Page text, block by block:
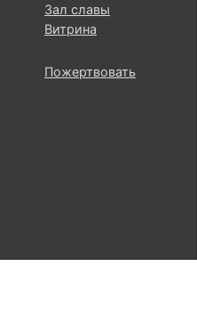
Зал славы
Витрина
Пожертвовать